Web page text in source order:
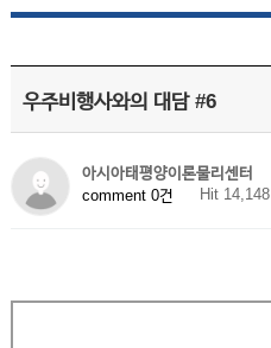
우주비행사와의 대담 #6
아시아태평양이론물리센터
comment 0건
Hit 14,148